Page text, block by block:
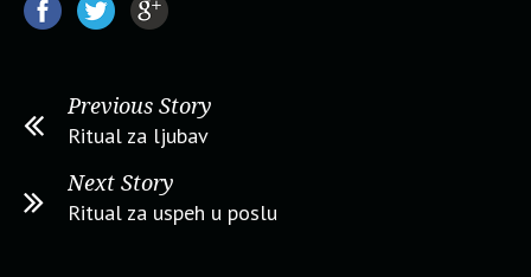
Previous Story
Ritual za ljubav
Next Story
Ritual za uspeh u poslu